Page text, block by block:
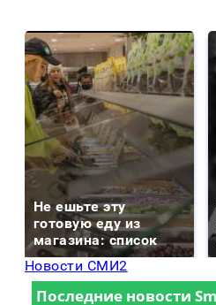
Не ешьте эту
готовую еду из
магазина: список
Новости СМИ2